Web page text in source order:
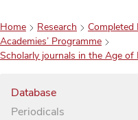
Home Research
Completed
Academies’ Programme
Scholarly journals in the Age of
Database
Periodicals